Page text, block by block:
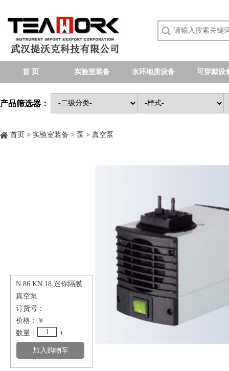
首 页 实验室装备 水环地质设备 可穿戴设
产品筛选器：
首页 > 实验室装备 > 泵 > 真空泵
N 86.KN.18 迷你隔膜
真空泵
订货号：
价格： ￥
数量：
1 +